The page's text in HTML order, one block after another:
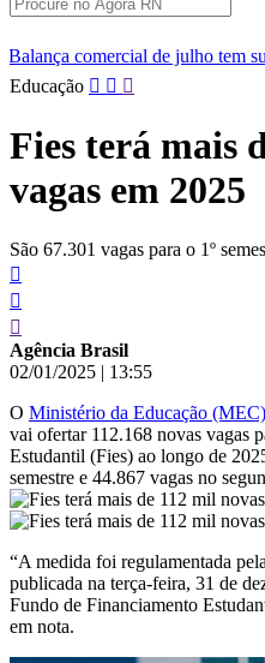
julho tem superávit de US$ 7
Pular
conteúdo
Educação
Fies terá mais
vagas em 2025
São 67.301 vagas para o 1º
Agência Brasil
02/01/2025 | 13:55
O Ministério da Educação (MEC)
vai ofertar 112.168 novas vagas
Estudantil (Fies) ao longo de
semestre e 44.867 vagas no
“A medida foi regulamentada
publicada na terça-feira, 31 de
Fundo de Financiamento
em nota.